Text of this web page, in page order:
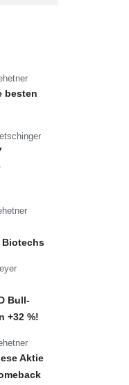
besten
Bull-
+32 %!
Aktie